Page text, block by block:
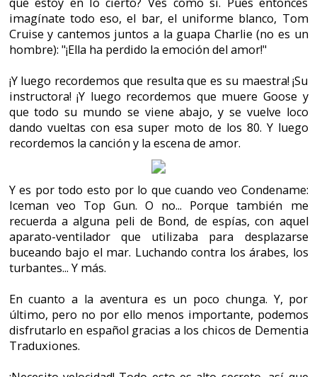
último, pero no por ello menos importante, podemos
disfrutarlo en español gracias a los chicos de Dementia
Traduxiones.
¡Necesito velocidad! Todo esto es alto secreto, así que
voleyball!
Una de las innovaciones que introdujo Sierra en
esta aventura era mover el personaje en
diagonal, algo no habitual. Es decir, puede
desplazarse en ocho direcciones.
Según la revista oficial Sierra News Magazine
cual iba a ver la luz al año siguiente, cosa que
nunca ocurrió.
Asímismo, en ese número podíamos pedir